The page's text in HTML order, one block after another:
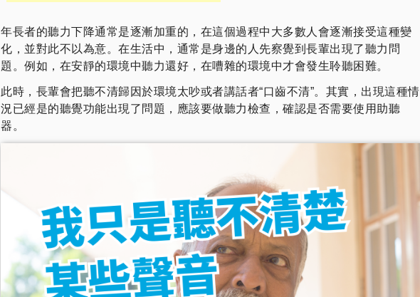
年長者的聽力下降通常是逐漸加重的，在這個過程中大多數人會逐漸接受這種變
化，並對此不以為意。在生活中，通常是身邊的人先察覺到長輩出現了聽力問
題。例如，在安靜的環境中聽力還好，在嘈雜的環境中才會發生聆聽困難。
此時，長輩會把聽不清歸因於環境太吵或者講話者“口齒不清”。其實，出現這種情
況已經是的聽覺功能出現了問題，應該要做聽力檢查，確認是否需要使用助聽
器。